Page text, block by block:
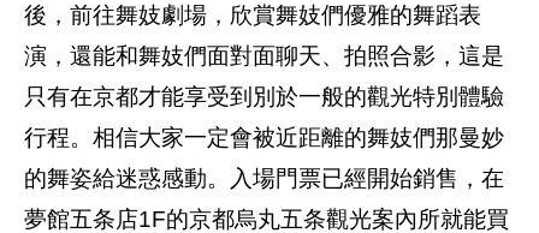
後，前往舞妓劇場，欣賞舞妓們優雅的舞蹈表
演，還能和舞妓們面對面聊天、拍照合影，這是
只有在京都才能享受到別於一般的觀光特別體驗
行程。相信大家一定會被近距離的舞妓們那曼妙
的舞姿給迷惑感動。入場門票已經開始銷售，在
夢館五条店1F的京都烏丸五条觀光案內所就能買